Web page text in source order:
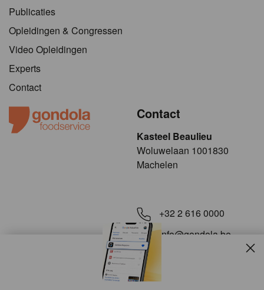
Publicaties
Opleidingen & Congressen
Video Opleidingen
Experts
Contact
Contact
Kasteel Beaulieu
​​​Woluwelaan 1001830
Machelen
+32 2 616 0000
info@gondola.be
Volg ons op